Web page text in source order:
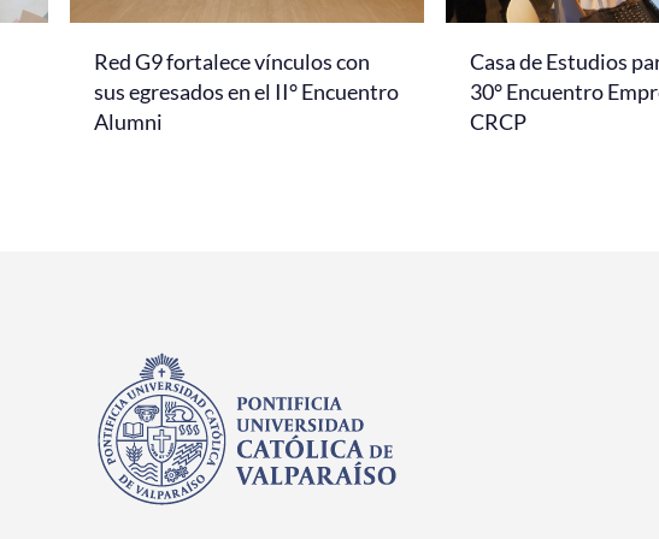
Red G9 fortalece vínculos con
sus egresados en el II° Encuentro
Alumni
Casa de Estudios
30° Encuentro
CRCP